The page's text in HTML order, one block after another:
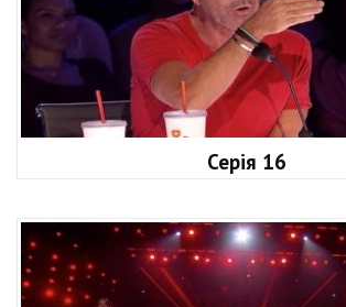
Серія 16